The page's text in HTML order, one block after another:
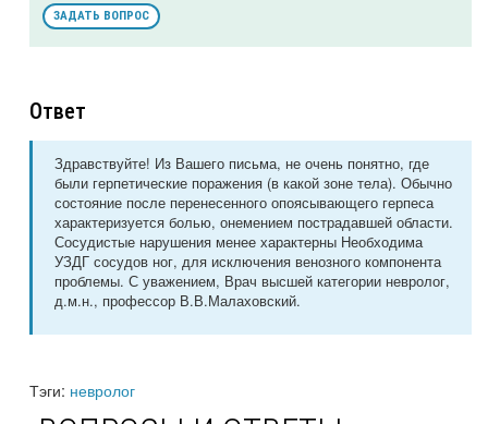
ЗАДАТЬ ВОПРОС
Ответ
Здравствуйте! Из Вашего письма, не очень понятно, где
были герпетические поражения (в какой зоне тела). Обычно
состояние после перенесенного опоясывающего герпеса
характеризуется болью, онемением пострадавшей области.
Сосудистые нарушения менее характерны Необходима
УЗДГ сосудов ног, для исключения венозного компонента
проблемы. С уважением, Врач высшей категории невролог,
д.м.н., профессор В.В.Малаховский.
Тэги: невролог